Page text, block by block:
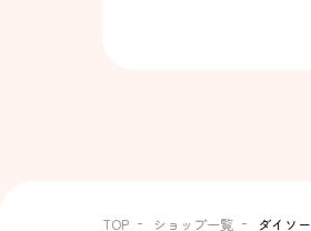
TOP ショップ一覧 ダイソー